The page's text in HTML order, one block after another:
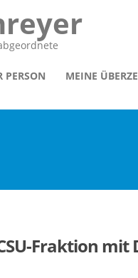
PERSON MEINE
Fraktion